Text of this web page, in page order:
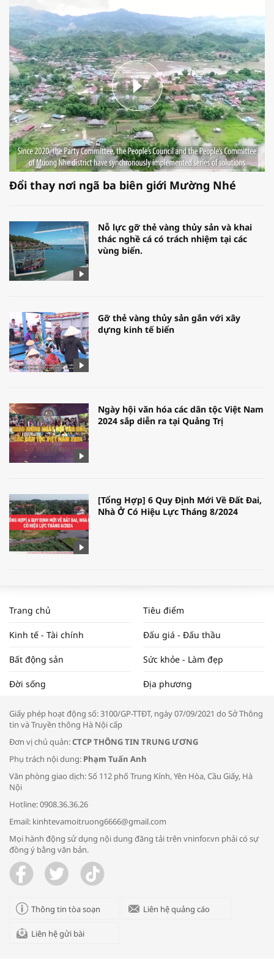
Đổi thay nơi ngã ba biên giới Mường Nhé
Nỗ lực gỡ thẻ vàng thủy sản và khai
thác nghề cá có trách nhiệm tại các
vùng biển.
Gỡ thẻ vàng thủy sản gắn với xây
dựng kinh tế biển
Ngày hội văn hóa các dân tộc Việt Nam
2024 sắp diễn ra tại Quảng Trị
[Tổng Hợp] 6 Quy Định Mới Về Đất Đai,
Nhà Ở Có Hiệu Lực Tháng 8/2024
NAM NĂM 2024 VÀ NĂM 2025 | NHỊP
ĐẬP THỊ TRƯỜNG #62
Tọa đàm “Xúc tiến thương mại: Khơi
Bác sĩ tư vấn cách phòng tránh bệnh
đường hô hấp trong thời tiết giao mùa
Trao yêu thương cho em
Trang chủ Tiêu điểm
Kinh tế - Tài chính Đấu giá - Đấu thầu
Bất động sản Sức khỏe - Làm đẹp
Đời sống Địa phương
Giấy phép hoạt động số: 3100/GP-TTĐT, ngày 07/09/2021 do Sở Thông
tin và Truyền thông Hà Nội cấp
Đơn vị chủ quản:CTCP THÔNG TIN TRUNG ƯƠNG
Phụ trách nội dung: Phạm Tuấn Anh
Văn phòng giao dịch: Số 112 phố Trung Kính, Yên Hòa, Cầu Giấy, Hà
Nội
Hotline: 0908.36.36.26
Email: kinhtevamoitruong6666@gmail.com
Mọi hành động sử dụng nội dung đăng tải trên vninfor.vn phải có sự
đồng ý bằng văn bản.
Thông tin tòa soạn Liên hệ quảng cáo
Liên hệ gửi bài